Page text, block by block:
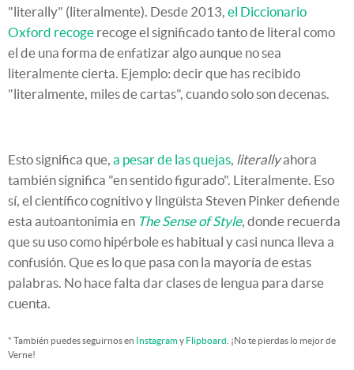
"literally" (literalmente). Desde 2013, el Diccionario
Oxford recoge recoge el significado tanto de literal como
el de una forma de enfatizar algo aunque no sea
literalmente cierta. Ejemplo: decir que has recibido
"literalmente, miles de cartas", cuando solo son decenas.
Esto significa que, a pesar de las quejas, literallyahora
también significa "en sentido figurado". Literalmente. Eso
sí, el científico cognitivo y lingüista Steven Pinker defiende
esta autoantonimia en The Sense of Style, donde recuerda
que su uso como hipérbole es habitual y casi nunca lleva a
confusión. Que es lo que pasa con la mayoría de estas
palabras. No hace falta dar clases de lengua para darse
cuenta.
* También puedes seguirnos en Instagramy Flipboard . ¡No te pierdas lo mejor de
Verne!